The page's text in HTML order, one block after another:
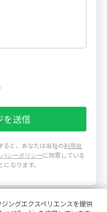
ると、あなたは当社の利用規
シーポリシーに同意している
なります。
ングエクスペリエンスを提供